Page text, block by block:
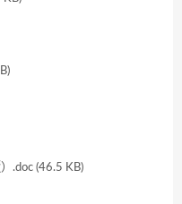
.doc (46.5 KB)